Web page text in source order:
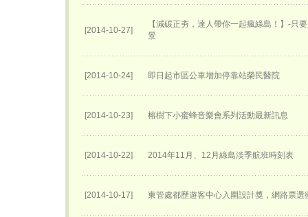
[2014-10-27]
【減碳正夯，達人帶你一起瘋綠島！】-只
景
[2014-10-24] 即日起市區公車增加停靠站榮民醫院
[2014-10-23] 榕樹下小蜜蜂音樂會系列活動最新訊息
[2014-10-22] 2014年11月、12月綠島淡季航班時刻表
[2014-10-17] 東管處都歷遊客中心入圍設計獎，網路票選